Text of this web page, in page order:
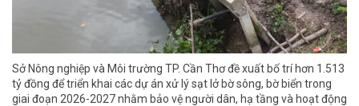
Sở Nông nghiệp và Môi trường TP. Cần Thơ đề xuất bố trí hơn 1.513
tỷ đồng để triển khai các dự án xử lý sạt lở bờ sông, bờ biển trong
giai đoạn 2026-2027 nhằm bảo vệ người dân, hạ tầng và hoạt động